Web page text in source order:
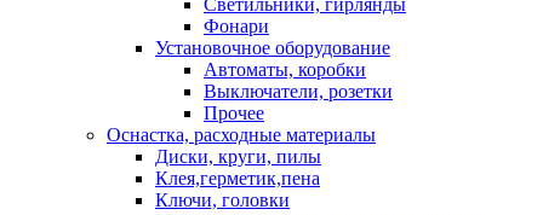
Светильники, гирлянды
Фонари
Установочное оборудование
Автоматы, коробки
Выключатели, розетки
Прочее
Оснастка, расходные материалы
Диски, круги, пилы
Клея,герметик,пена
Ключи, головки